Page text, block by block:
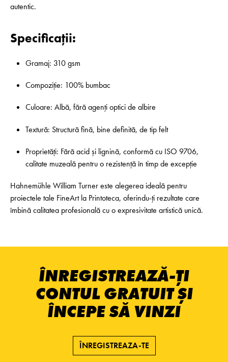
autentic.
Specificații:
Gramaj: 310 gsm
Compoziție: 100% bumbac
Culoare: Albă, fără agenți optici de albire
Textură: Structură fină, bine definită, de tip felt
Proprietăți: Fără acid și lignină, conformă cu ISO 9706,
calitate muzeală pentru o rezistență în timp de excepție
Hahnemühle William Turner este alegerea ideală pentru
proiectele tale FineArt la Printoteca, oferindu-ți rezultate care
îmbină calitatea profesională cu o expresivitate artistică unică.
ÎNREGISTREAZĂ-ȚI
CONTUL GRATUIT ȘI
ÎNCEPE SĂ VINZI
ÎNREGISTREAZA-TE